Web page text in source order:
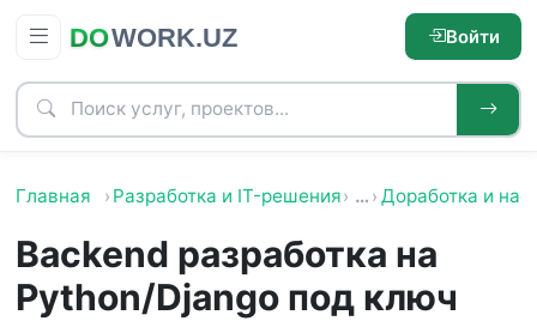
Войти
Главная Разработка и IT-решения … Доработка и
Backend разработка на
Python/Django под ключ